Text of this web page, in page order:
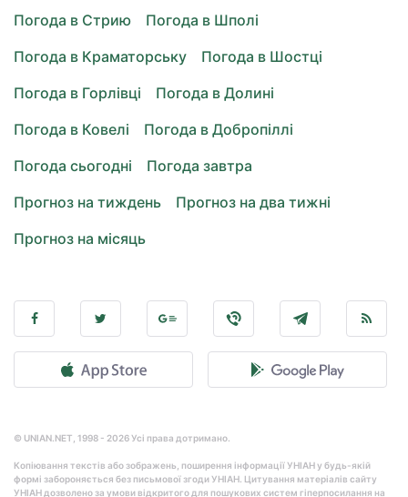
Погода в Стрию
Погода в Шполі
Погода в Краматорську
Погода в Шостці
Погода в Горлівці
Погода в Долині
Погода в Ковелі
Погода в Добропіллі
Погода сьогодні
Погода завтра
Прогноз на тиждень
Прогноз на два тижні
Прогноз на місяць
© UNIAN.NET, 1998 - 2026 Усі права дотримано.
Копіювання текстів або зображень, поширення інформації УНІАН у будь-якій
формі забороняється без письмової згоди УНІАН. Цитування матеріалів сайту
УНІАН дозволено за умови відкритого для пошукових систем гіперпосилання на